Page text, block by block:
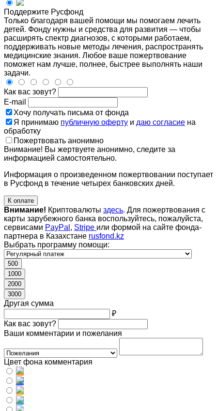
Поддержите Русфонд
Только благодаря вашей помощи мы помогаем лечить
детей. Фонду нужны и средства для развития — чтобы
расширять спектр диагнозов, с которыми работаем,
поддерживать новые методы лечения, распространять
медицинские знания. Любое ваше пожертвование
поможет нам лучше, полнее, быстрее выполнять наши
задачи.
Как вас зовут?
E-mail
Хочу получать письма от фонда
Я принимаю публичную оферту и даю согласие на
обработку
Пожертвовать анонимно
Внимание! Вы жертвуете анонимно, следите за
информацией самостоятельно.
Информация о произведенном пожертвовании поступает
в Русфонд в течение четырех банковских дней.
К оплате
Внимание! Криптовалюты здесь. Для пожертвования с
карты зарубежного банка воспользуйтесь, пожалуйста,
сервисами PayPal , Stripe или формой на сайте фонда-
партнера в Казахстане rusfond.kz
Выбрать программу помощи:
500
1000
2000
3000
Другая сумма
₽
Как вас зовут?
Ваши комментарии и пожелания
Цвет фона комментария